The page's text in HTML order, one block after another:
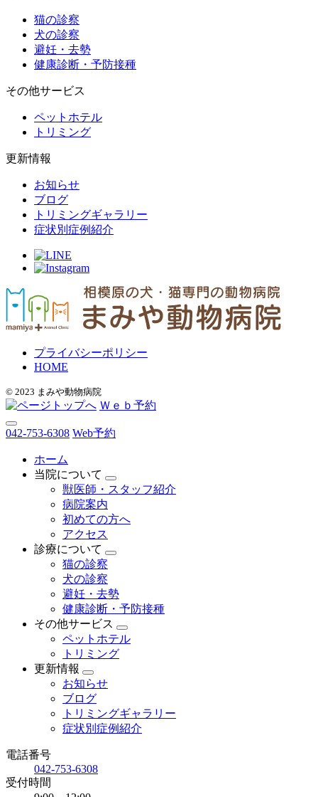
猫の診察
犬の診察
避妊・去勢
健康診断・予防接種
その他サービス
ペットホテル
トリミング
更新情報
お知らせ
ブログ
トリミングギャラリー
症状別症例紹介
プライバシーポリシー
HOME
© 2023 まみや動物病院
Ｗｅｂ予約
042-753-6308 Web予約
ホーム
当院について
獣医師・スタッフ紹介
病院案内
初めての方へ
アクセス
診療について
猫の診察
犬の診察
避妊・去勢
健康診断・予防接種
その他サービス
ペットホテル
トリミング
更新情報
お知らせ
ブログ
トリミングギャラリー
症状別症例紹介
電話番号
042-753-6308
受付時間